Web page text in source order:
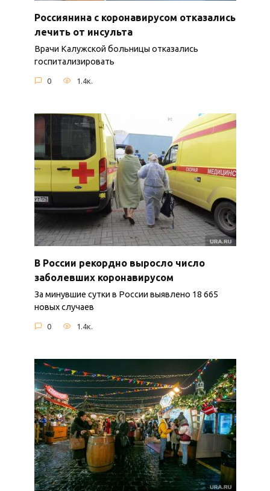
Россиянина с коронавирусом отказались
лечить от инсульта
Врачи Калужской больницы отказались
госпитализировать
0 1.4к.
В России рекордно выросло число
заболевших коронавирусом
За минувшие сутки в России выявлено 18 665
новых случаев
0 1.4к.